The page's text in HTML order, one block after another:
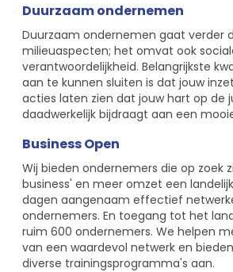
Duurzaam ondernemen
Duurzaam ondernemen gaat verder
milieuaspecten; het omvat ook
verantwoordelijkheid. Belangrijkste
aan te kunnen sluiten is dat jouw
acties laten zien dat jouw hart op de
daadwerkelijk bijdraagt aan een
Business Open
Wij bieden ondernemers die op zoek
business' en meer omzet een
dagen aangenaam effectief
ondernemers. En toegang tot het
ruim 600 ondernemers. We helpen
van een waardevol netwerk en
diverse trainingsprogramma's aan.